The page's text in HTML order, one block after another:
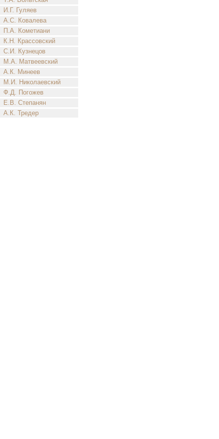
И.Г. Гуляев
А.С. Ковалева
П.А. Кометиани
К.Н. Крассовский
С.И. Кузнецов
М.А. Матвеевский
А.К. Минеев
М.И. Николаевский
Ф.Д. Погожев
Е.В. Степанян
А.К. Тредер